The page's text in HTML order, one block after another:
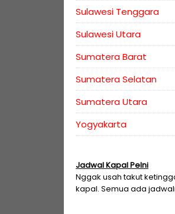
Sulawesi Tenggara
Sulawesi Utara
Sumatera Barat
Sumatera Selatan
Sumatera Utara
Yogyakarta
Jadwal Kapal Pelni
Nggak usah takut
kapal. Semua ada